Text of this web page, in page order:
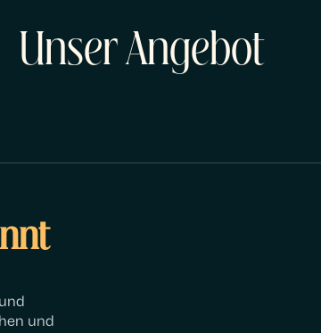
Unser Angebot
und